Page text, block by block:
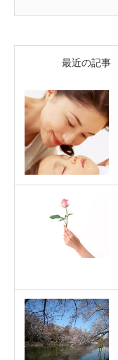
最近の記事